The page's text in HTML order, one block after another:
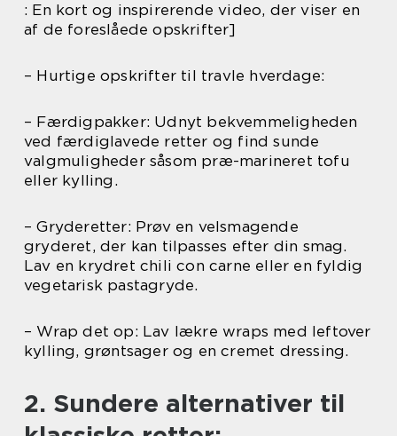
: En kort og inspirerende video, der viser en
af de foreslåede opskrifter]
– Hurtige opskrifter til travle hverdage:
– Færdigpakker: Udnyt bekvemmeligheden
ved færdiglavede retter og find sunde
valgmuligheder såsom præ-marineret tofu
eller kylling.
– Gryderetter: Prøv en velsmagende
gryderet, der kan tilpasses efter din smag.
Lav en krydret chili con carne eller en fyldig
vegetarisk pastagryde.
– Wrap det op: Lav lækre wraps med leftover
kylling, grøntsager og en cremet dressing.
2. Sundere alternativer til